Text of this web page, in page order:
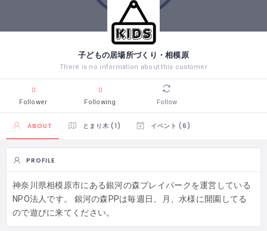
子どもの居場所づくり・相模原
There is no information about this customer
0
Follower
0
Following
Follow
ABOUT とまり木 (1) イベント (6)
PROFILE
神奈川県相模原市にある銀河の森プレイパークを運営している
NPO法人です。 銀河の森PPは毎週日、月、水様に開園してる
ので遊びに来てください。